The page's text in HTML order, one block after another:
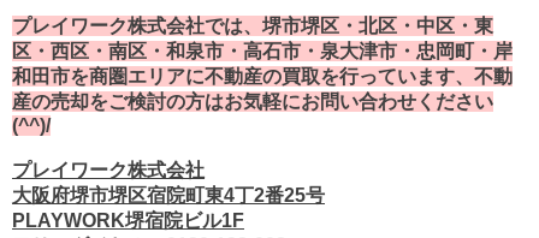
プレイワーク株式会社では、堺市堺区・北区・中区・東
区・西区・南区・和泉市・高石市・泉大津市・忠岡町・岸
和田市を商圏エリアに不動産の買取を行っています、不動
産の売却をご検討の方はお気軽にお問い合わせください
(^^)/
プレイワーク株式会社
大阪府堺市堺区宿院町東4丁2番25号
PLAYWORK堺宿院ビル1F